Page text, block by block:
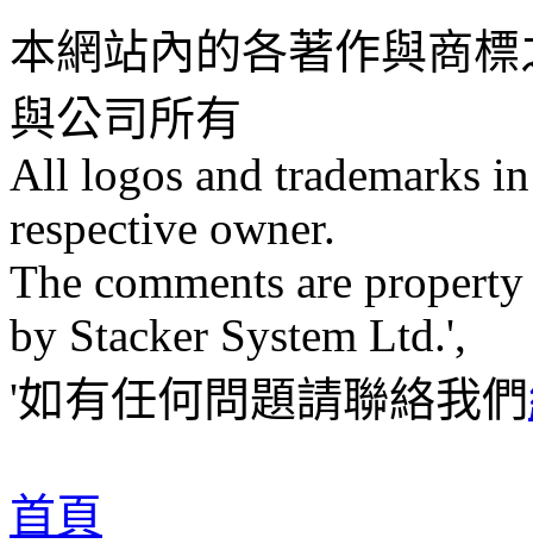
本網站內的各著作與商
與公司所有
All logos and trademarks
respective owner.
The comments are
by Stacker System Ltd.',
'如有任何問題請聯絡我們
首頁